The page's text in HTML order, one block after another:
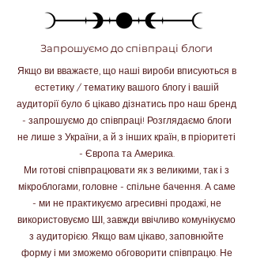
Запрошуємо до співпраці блоги
Якщо ви вважаєте, що наші вироби вписуються в
естетику / тематику вашого блогу і вашій
аудиторії було б цікаво дізнатись про наш бренд
- запрошуємо до співпраці! Розглядаємо блоги
не лише з України, а й з інших країн, в пріоритеті
- Європа та Америка.
Ми готові співпрацювати як з великими, так і з
мікроблогами, головне - спільне бачення. А саме
- ми не практикуємо агресивні продажі, не
використовуємо ШІ, завжди ввічливо комунікуємо
з аудиторією. Якщо вам цікаво, заповнюйте
форму і ми зможемо обговорити співпрацю. Не